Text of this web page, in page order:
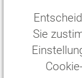
Sie